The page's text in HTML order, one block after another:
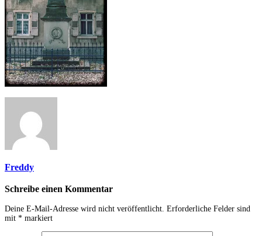
Freddy
Schreibe einen Kommentar
Deine E-Mail-Adresse wird nicht veröffentlicht. Erforderliche Felder sind
mit * markiert